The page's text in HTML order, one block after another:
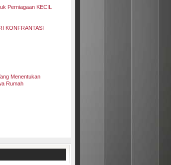
Perniagaan KECIL
KONFRANTASI
Menentukan
Rumah